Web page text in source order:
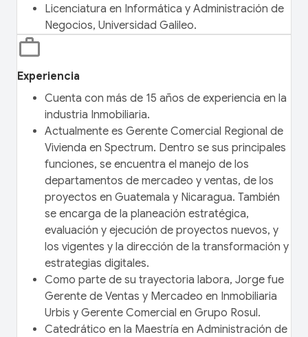
Licenciatura en Informática y Administración de
Negocios, Universidad Galileo.
Experiencia
Cuenta con más de 15 años de experiencia en la
industria Inmobiliaria.
Actualmente es Gerente Comercial Regional de
Vivienda en Spectrum. Dentro se sus principales
funciones, se encuentra el manejo de los
departamentos de mercadeo y ventas, de los
proyectos en Guatemala y Nicaragua. También
se encarga de la planeación estratégica,
evaluación y ejecución de proyectos nuevos, y
los vigentes y la dirección de la transformación y
estrategias digitales.
Como parte de su trayectoria labora, Jorge fue
Gerente de Ventas y Mercadeo en Inmobiliaria
Urbis y Gerente Comercial en Grupo Rosul.
Catedrático en la Maestría en Administración de